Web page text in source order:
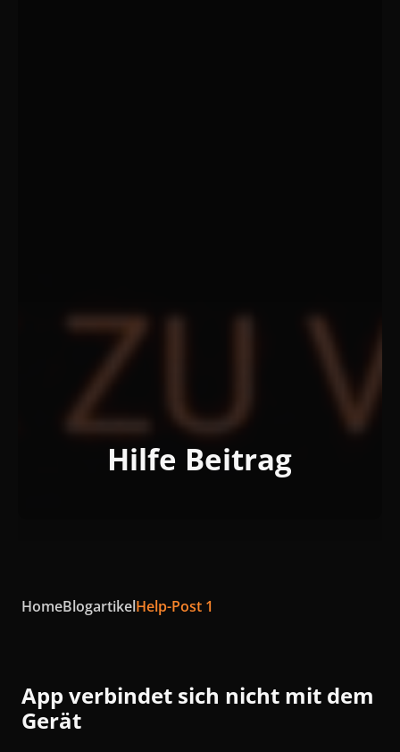
Hilfe Beitrag
HomeBlogartikelHelp-Post 1
App verbindet sich nicht mit dem
Gerät